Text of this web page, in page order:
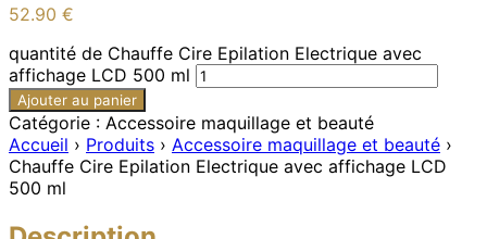
52.90 €
quantité de Chauffe Cire Epilation Electrique avec
affichage LCD 500 ml
Ajouter au panier
Catégorie : Accessoire maquillage et beauté
Accueil › Produits › Accessoire maquillage et beauté ›
Chauffe Cire Epilation Electrique avec affichage LCD
500 ml